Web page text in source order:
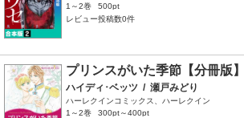
1～2巻
500pt
レビュー投稿数0件
プリンスがいた季節【分冊版】
ハイディ･ベッツ / 瀬戸みどり
ハーレクインコミックス、ハーレクイン
1～2巻
300pt～400pt